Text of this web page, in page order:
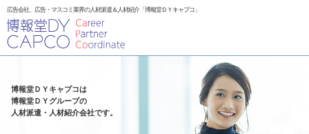
広告会社、広告・マスコミ業界の人材派遣＆人材紹介「博報堂ＤＹキャプコ」
博報堂ＤＹキャプコは
博報堂ＤＹグループの
人材派遣・人材紹介会社です。